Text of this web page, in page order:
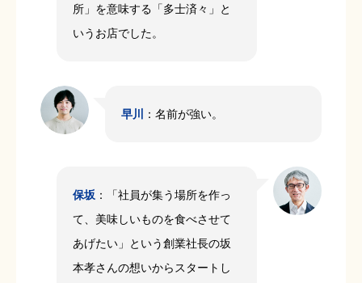
所」を意味する「多士済々」と
いうお店でした。
早川 ：名前が強い。
保坂 ：「社員が集う場所を作っ
て、美味しいものを食べさせて
あげたい」という創業社長の坂
本孝さんの想いからスタートし